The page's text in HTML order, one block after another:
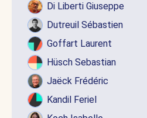
Di Liberti Giuseppe
Dutreuil Sébastien
Goffart Laurent
Hüsch Sebastian
Jaëck Frédéric
Kandil Feriel